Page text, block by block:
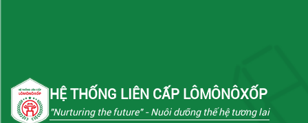
HỆ THỐNG LIÊN CẤP LÔMÔNÔXỐP
"Nurturing the future"- Nuôi dưỡng thế hệ tương lai